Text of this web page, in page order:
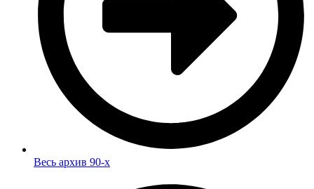
Весь архив 90-х